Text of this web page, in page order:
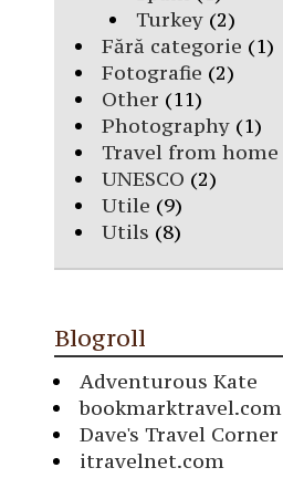
Turkey(2)
Fără categorie (1)
Fotografie (2)
Other (11)
Photography (1)
Travel from home
UNESCO (2)
Utile (9)
Utils (8)
Blogroll
Adventurous Kate
bookmarktravel.com
Dave's Travel Corner
itravelnet.com